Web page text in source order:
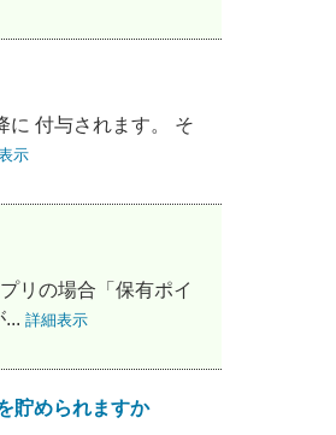
に 付与されます。 そ
示
リの場合「保有ポイ
... 詳細表示
貯められますか